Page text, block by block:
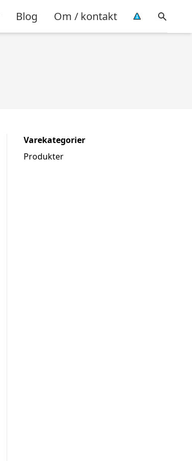
Blog Om / kontakt
Varekategorier
Produkter